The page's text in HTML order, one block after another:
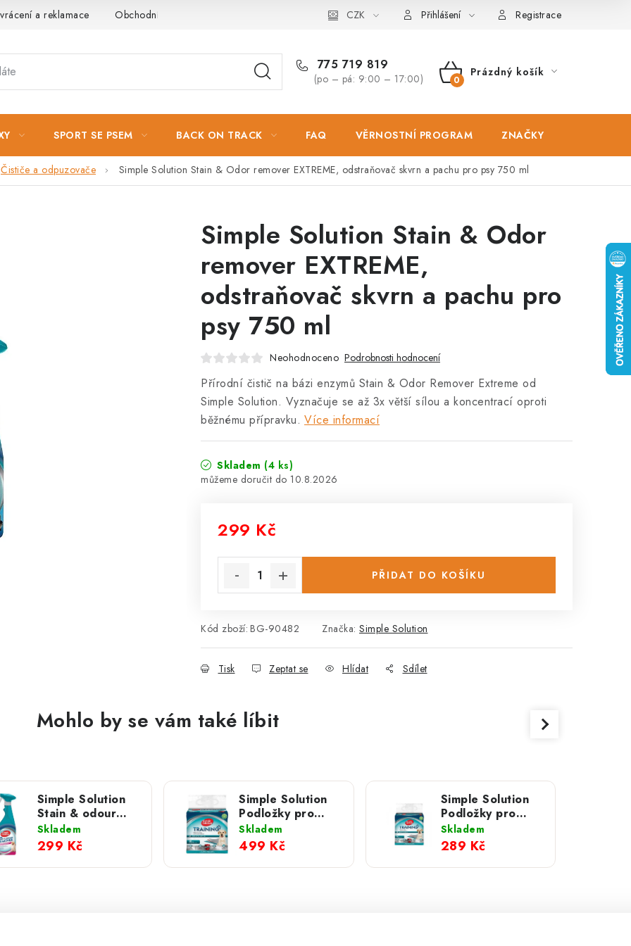
a reklamace Obchodní podmínky Podmínky ochrany osobních údajů Zásady použivání souboru cookies
CZK Přihlášení Registrace
775 719 819
(po – pá: 9:00 – 17:00)
NÁKUPNÍ
Prázdný košík
SPORT SE PSEM BACK ON TRACK FAQ VĚRNOSTNÍ PROGRAM ZNAČKY
Čističe a odpuzovače Simple Solution Stain & Odor remover EXTREME, odstraňovač skvrn a pachu pro psy 750 ml
Simple Solution Stain & Odor
remover EXTREME,
odstraňovač skvrn a pachu pro
psy 750 ml
Neohodnoceno Podrobnosti hodnocení
Přírodní čistič na bázi enzymů Stain & Odor Remover Extreme od
Simple Solution. Vyznačuje se až 3x větší sílou a koncentrací oproti
běžnému přípravku. Více informací
Skladem (4 ks)
10.8.2026
299 Kč
PŘIDAT DO KOŠÍKU
Kód zboží: BG-90482 Značka: Simple Solution
Tisk Zeptat se Hlídat Sdílet
Mohlo by se vám také líbit
Simple Solution
Stain & odour
Remover spring
breeze
odstraňovač
skvrn a zápachu
Skladem
299 Kč
Simple Solution
Podložky pro
štěňata - pleny;
30 ks
Skladem
499 Kč
Simple Solution
Podložky pro
štěňata - pleny;
14 ks
Skladem
289 Kč